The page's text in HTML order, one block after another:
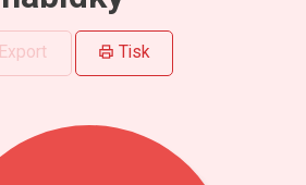
Export Tisk